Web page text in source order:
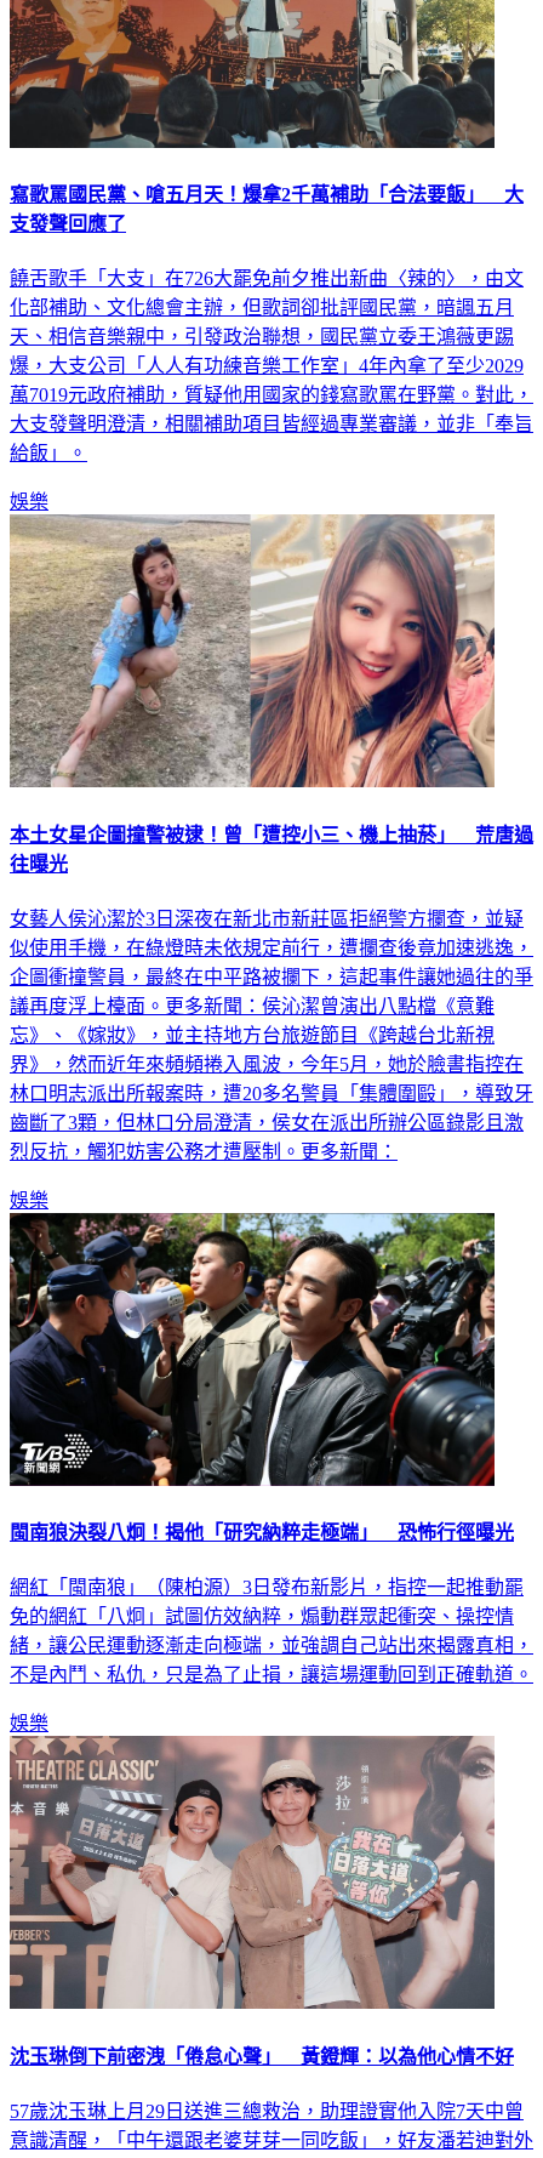
寫歌罵國民黨、嗆五月天！爆拿2千萬補助「合法要飯」 大
支發聲回應了
饒舌歌手「大支」在726大罷免前夕推出新曲〈辣的〉，由文
化部補助、文化總會主辦，但歌詞卻批評國民黨，暗諷五月
天、相信音樂親中，引發政治聯想，國民黨立委王鴻薇更踢
爆，大支公司「人人有功練音樂工作室」4年內拿了至少2029
萬7019元政府補助，質疑他用國家的錢寫歌罵在野黨。對此，
大支發聲明澄清，相關補助項目皆經過專業審議，並非「奉旨
給飯」。
娛樂
本土女星企圖撞警被逮！曾「遭控小三、機上抽菸」 荒唐過
往曝光
女藝人侯沁潔於3日深夜在新北市新莊區拒絕警方攔查，並疑
似使用手機，在綠燈時未依規定前行，遭攔查後竟加速逃逸，
企圖衝撞警員，最終在中平路被攔下，這起事件讓她過往的爭
議再度浮上檯面。更多新聞：侯沁潔曾演出八點檔《意難
忘》、《嫁妝》，並主持地方台旅遊節目《跨越台北新視
界》，然而近年來頻頻捲入風波，今年5月，她於臉書指控在
林口明志派出所報案時，遭20多名警員「集體圍毆」，導致牙
齒斷了3顆，但林口分局澄清，侯女在派出所辦公區錄影且激
烈反抗，觸犯妨害公務才遭壓制。更多新聞：
娛樂
閩南狼決裂八炯！揭他「研究納粹走極端」 恐怖行徑曝光
網紅「閩南狼」（陳柏源）3日發布新影片，指控一起推動罷
免的網紅「八炯」試圖仿效納粹，煽動群眾起衝突、操控情
緒，讓公民運動逐漸走向極端，並強調自己站出來揭露真相，
不是內鬥、私仇，只是為了止損，讓這場運動回到正確軌道。
娛樂
沈玉琳倒下前密洩「倦怠心聲」 黃鐙輝：以為他心情不好
57歲沈玉琳上月29日送進三總救治，助理證實他入院7天中曾
意識清醒，「中午還跟老婆芽芽一同吃飯」，好友潘若迪對外